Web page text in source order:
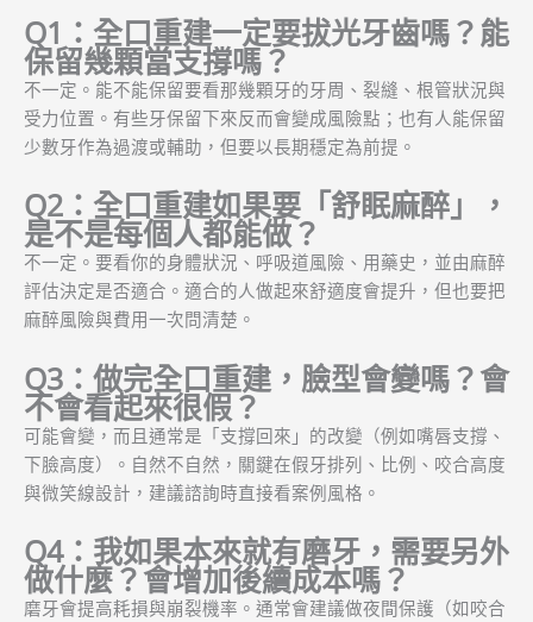
Q1：全口重建一定要拔光牙齒嗎？能
保留幾顆當支撐嗎？
不一定。能不能保留要看那幾顆牙的牙周、裂縫、根管狀況與
受力位置。有些牙保留下來反而會變成風險點；也有人能保留
少數牙作為過渡或輔助，但要以長期穩定為前提。
Q2：全口重建如果要「舒眠麻醉」，
是不是每個人都能做？
不一定。要看你的身體狀況、呼吸道風險、用藥史，並由麻醉
評估決定是否適合。適合的人做起來舒適度會提升，但也要把
麻醉風險與費用一次問清楚。
Q3：做完全口重建，臉型會變嗎？會
不會看起來很假？
可能會變，而且通常是「支撐回來」的改變（例如嘴唇支撐、
下臉高度）。自然不自然，關鍵在假牙排列、比例、咬合高度
與微笑線設計，建議諮詢時直接看案例風格。
Q4：我如果本來就有磨牙，需要另外
做什麼？會增加後續成本嗎？
磨牙會提高耗損與崩裂機率。通常會建議做夜間保護（如咬合